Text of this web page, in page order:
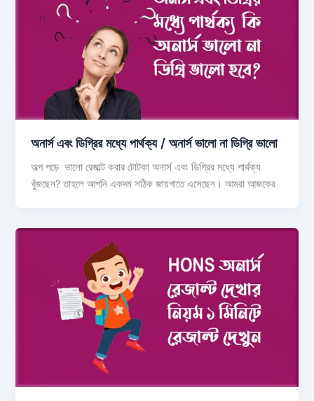
অনার্স এবং ডিগ্রির মধ্যে পার্থক্য / অনার্স ভালো না ডিগ্রি ভালো
অল্প পড়ে ভালো রেজাল্ট করার টোটকা অনার্স এবং ডিগ্রির মধ্যে পার্থক্য
খুঁজছেন? তাহলে আপনি একদম সঠিক জায়গাতে এসেছেন। আমরা আজকের